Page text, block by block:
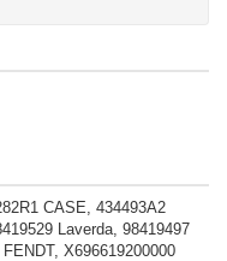
CASE, 434493A2
Laverda, 98419497
X696619200000